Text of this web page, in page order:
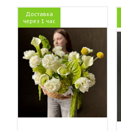
Доставка
через 1 час